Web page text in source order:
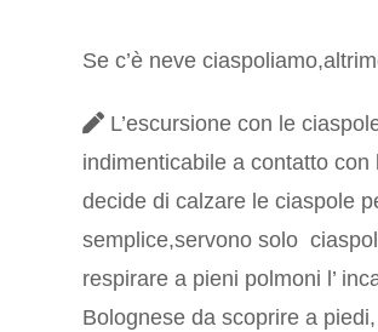
Se c’è neve
L’escursione con le
indimenticabile a contatto
decide di calzare le ciaspole
semplice,servono solo
respirare a pieni polmoni l’
Bolognese da scoprire a